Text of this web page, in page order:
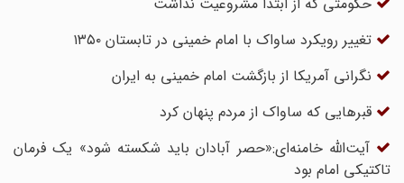
تغییر رویکرد ساواک با امام خمینی در تابستان ۱۳۵۰
نگرانی آمریکا از بازگشت امام خمینی به ایران
قبرهایی که ساواک از مردم پنهان کرد
آیت‌الله خامنه‌ای:«حصر آبادان باید شکسته شود» یک فرمان
تاکتیکی امام بود